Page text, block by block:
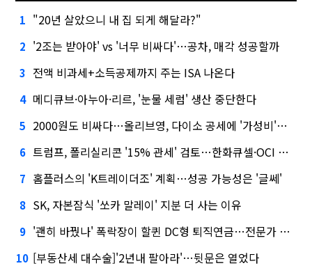
1 "20년 살았으니 내 집 되게 해달라?"
2 '2조는 받아야' vs '너무 비싸다'…공차, 매각 성공할까
3 전액 비과세+소득공제까지 주는 ISA 나온다
4 메디큐브·아누아·리르, '눈물 세럼' 생산 중단한다
5 2000원도 비싸다…올리브영, 다이소 공세에 '가성비'로 맞불
6 트럼프, 폴리실리콘 '15% 관세' 검토…한화큐셀·OCI 영향은?
7 홈플러스의 'K트레이더조' 계획…성공 가능성은 '글쎄'
8 SK, 자본잠식 '쏘카 말레이' 지분 더 사는 이유
9 '괜히 바꿨나' 폭락장이 할퀸 DC형 퇴직연금…전문가 조언은
10 [부동산세 대수술]'2년내 팔아라'…뒷문은 열었다